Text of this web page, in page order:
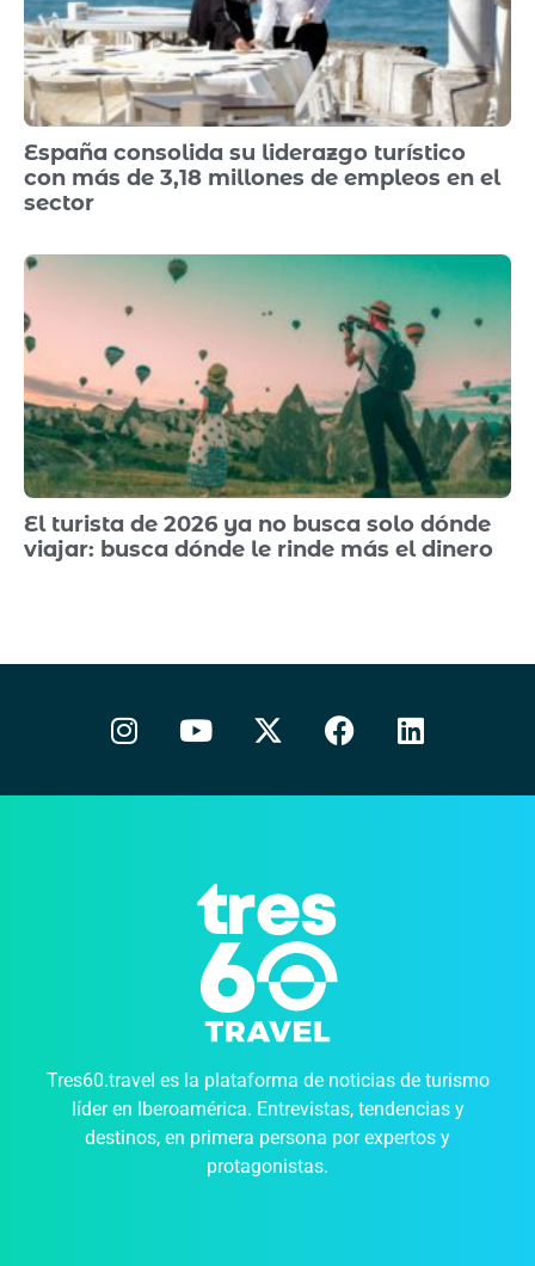
España consolida su liderazgo turístico
con más de 3,18 millones de empleos en el
sector
El turista de 2026 ya no busca solo dónde
viajar: busca dónde le rinde más el dinero
Tres60.travel es la plataforma de noticias de turismo
líder en Iberoamérica. Entrevistas, tendencias y
destinos, en primera persona por expertos y
protagonistas.